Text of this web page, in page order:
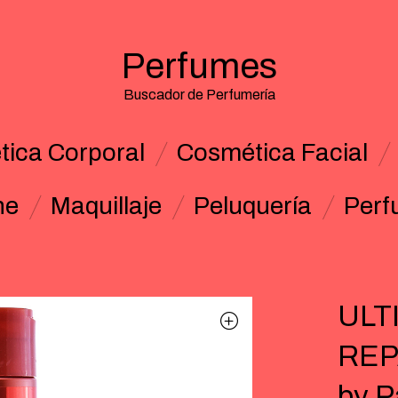
Perfumes
Buscador de Perfumería
Corporal
Cosmética Facial
Maquillaje Peluquería